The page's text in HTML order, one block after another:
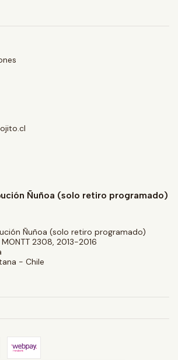
Ñuñoa (solo retiro programado)
Ñuñoa (solo retiro programado)
MONTT 2308, 2013-2016
- Chile